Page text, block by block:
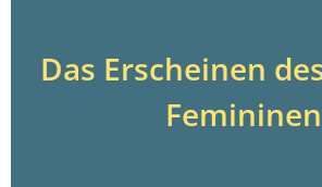
Das Erscheinen
Femininen